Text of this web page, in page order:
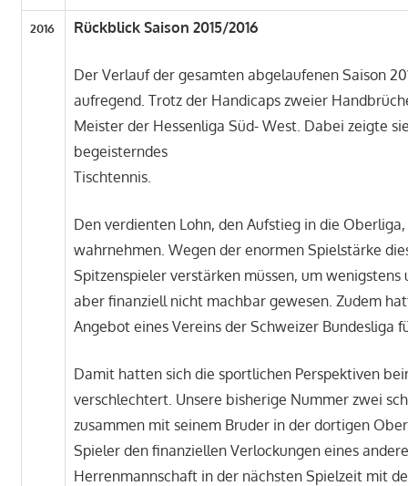
2016 Rückblick Saison 2015/2016
Der Verlauf der gesamten abgelaufenen Saison
aufregend. Trotz der Handicaps zweier
Meister der Hessenliga Süd- West. Dabei zeigte
begeisterndes
Tischtennis.
Den verdienten Lohn, den Aufstieg in die
wahrnehmen. Wegen der enormen Spielstärke
Spitzenspieler verstärken müssen, um
aber finanziell nicht machbar gewesen. Zudem
Angebot eines Vereins der Schweizer Bundesliga
Damit hatten sich die sportlichen Perspektiven
verschlechtert. Unsere bisherige Nummer zwei
zusammen mit seinem Bruder in der dortigen
Spieler den finanziellen Verlockungen eines
Herrenmannschaft in der nächsten Spielzeit mit